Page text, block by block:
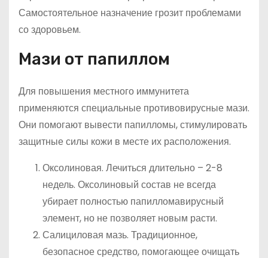
Самостоятельное назначение грозит проблемами
со здоровьем.
Мази от папиллом
Для повышения местного иммунитета
применяются специальные противовирусные мази.
Они помогают вывести папилломы, стимулировать
защитные силы кожи в месте их расположения.
Оксолиновая. Лечиться длительно – 2-8
недель. Оксолиновый состав не всегда
убирает полностью папилломавирусный
элемент, но не позволяет новым расти.
Салициловая мазь. Традиционное,
безопасное средство, помогающее очищать